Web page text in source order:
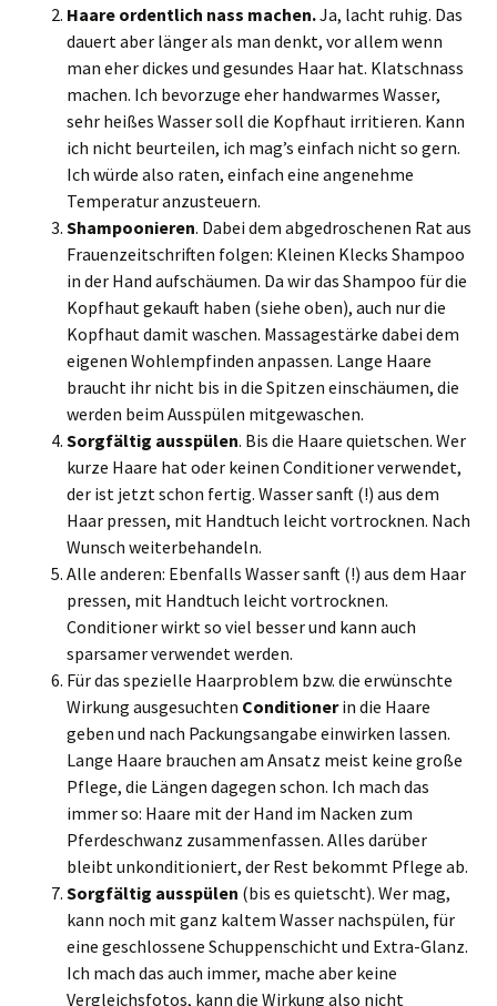
Haare ordentlich nass machen.Ja, lacht ruhig. Das
dauert aber länger als man denkt, vor allem wenn
man eher dickes und gesundes Haar hat. Klatschnass
machen. Ich bevorzuge eher handwarmes Wasser,
sehr heißes Wasser soll die Kopfhaut irritieren. Kann
ich nicht beurteilen, ich mag’s einfach nicht so gern.
Ich würde also raten, einfach eine angenehme
Temperatur anzusteuern.
Shampoonieren. Dabei dem abgedroschenen Rat aus
Frauenzeitschriften folgen: Kleinen Klecks Shampoo
in der Hand aufschäumen. Da wir das Shampoo für die
Kopfhaut gekauft haben (siehe oben), auch nur die
Kopfhaut damit waschen. Massagestärke dabei dem
eigenen Wohlempfinden anpassen. Lange Haare
braucht ihr nicht bis in die Spitzen einschäumen, die
werden beim Ausspülen mitgewaschen.
Sorgfältig ausspülen. Bis die Haare quietschen. Wer
kurze Haare hat oder keinen Conditioner verwendet,
der ist jetzt schon fertig. Wasser sanft (!) aus dem
Haar pressen, mit Handtuch leicht vortrocknen. Nach
Wunsch weiterbehandeln.
Alle anderen: Ebenfalls Wasser sanft (!) aus dem Haar
pressen, mit Handtuch leicht vortrocknen.
Conditioner wirkt so viel besser und kann auch
sparsamer verwendet werden.
Für das spezielle Haarproblem bzw. die erwünschte
Wirkung ausgesuchten Conditionerin die Haare
geben und nach Packungsangabe einwirken lassen.
Lange Haare brauchen am Ansatz meist keine große
Pflege, die Längen dagegen schon. Ich mach das
immer so: Haare mit der Hand im Nacken zum
Pferdeschwanz zusammenfassen. Alles darüber
bleibt unkonditioniert, der Rest bekommt Pflege ab.
Sorgfältig ausspülen (bis es quietscht). Wer mag,
kann noch mit ganz kaltem Wasser nachspülen, für
eine geschlossene Schuppenschicht und Extra-Glanz.
Ich mach das auch immer, mache aber keine
Vergleichsfotos, kann die Wirkung also nicht